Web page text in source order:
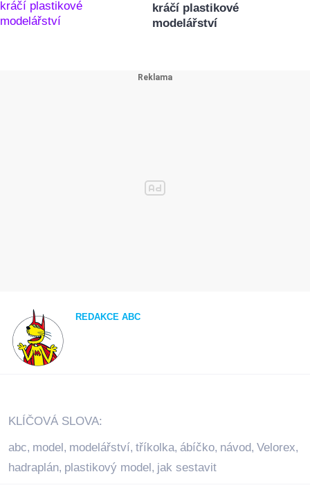
kráčí plastikové
modelářství
REDAKCE ABC
KLÍČOVÁ SLOVA:
abc, model , modelářství, tříkolka, ábíčko, návod, Velorex,
hadraplán, plastikový model , jak sestavit